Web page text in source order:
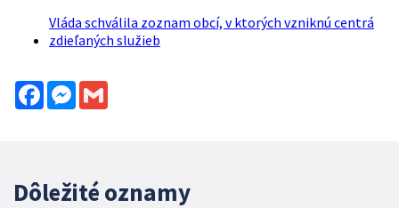
Vláda schválila zoznam obcí, v ktorých vzniknú centrá
zdieľaných služieb
FacebookMessenger
Dôležité oznamy